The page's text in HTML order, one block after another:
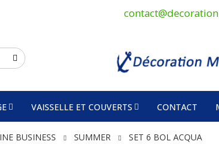
VAISSELLE ET COUVERTS CONTACT
BUSINESS SUMMER SET 6 BOL ACQUA